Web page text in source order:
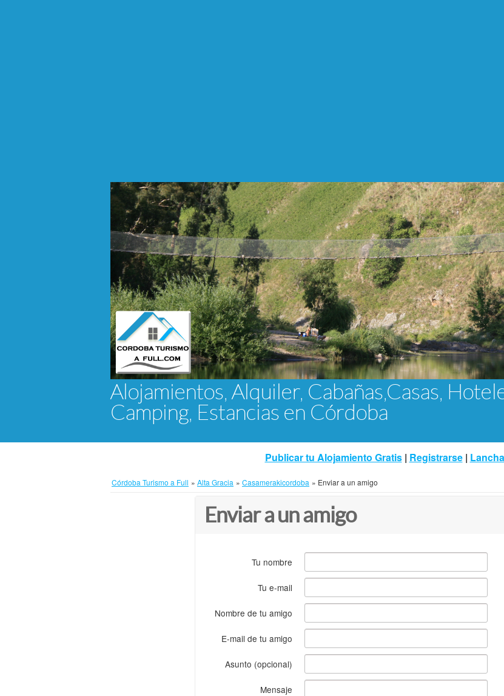
Alojamientos, Alquiler, Cabañas,Casas,
Camping, Estancias en Córdoba
Publicar tu Alojamiento Gratis| Registrarse|
Córdoba Turismo a Full » Alta Gracia » Casamerakicordoba » Enviar a un amigo
Enviar a un amigo
Tu nombre
Tu e-mail
Nombre de tu amigo
E-mail de tu amigo
Asunto (opcional)
Mensaje